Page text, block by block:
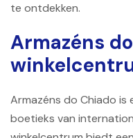
te ontdekken.
Armazéns
Armazéns do Chiado is
boetieks van